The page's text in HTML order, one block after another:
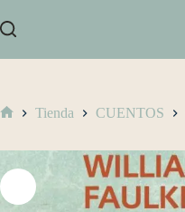
Tienda CUENTOS